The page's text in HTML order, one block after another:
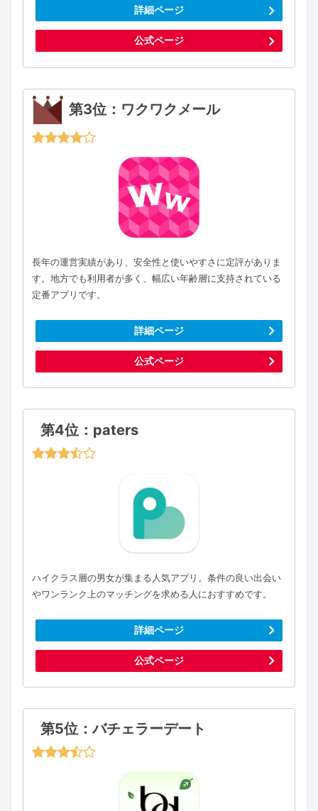
詳細ページ
公式ページ
第3位：ワクワクメール
長年の運営実績があり、安全性と使いやすさに定評がありま
す。地方でも利用者が多く、幅広い年齢層に支持されている
定番アプリです。
詳細ページ
公式ページ
第4位：paters
ハイクラス層の男女が集まる人気アプリ。条件の良い出会い
やワンランク上のマッチングを求める人におすすめです。
詳細ページ
公式ページ
第5位：バチェラーデート